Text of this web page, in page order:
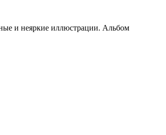
и неяркие иллюстрации. Альбом